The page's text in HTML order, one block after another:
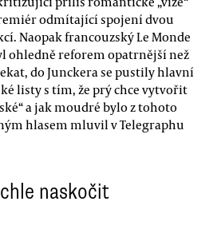
odmítající spojení dvou
Naopak francouzský Le Monde
ohledně reforem opatrnější než
do Junckera se pustily hlavní
listy s tím, že prý chce vytvořit
a jak moudré bylo z tohoto
hlasem mluvil v Telegraphu
naskočit